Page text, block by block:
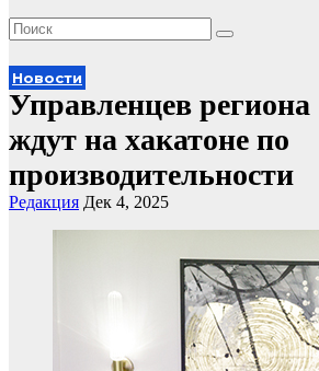
Новости
Управленцев региона
ждут на хакатоне по
производительности
Редакция Дек 4, 2025